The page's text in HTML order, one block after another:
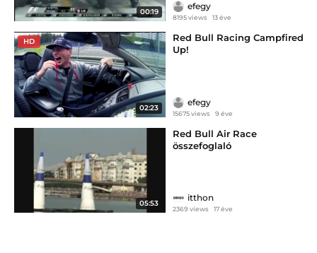
00:19
efegy
8195 views 13 éve
HD
02:23
Red Bull Racing Campfired
Up!
efegy
15675 views 9 éve
05:53
Red Bull Air Race
összefoglaló
itthon
2369 views 17 éve